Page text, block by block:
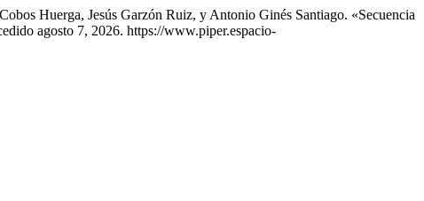
Huerga, Jesús Garzón Ruiz, y Antonio Ginés Santiago. «Secuencia
agosto 7, 2026. https://www.piper.espacio-